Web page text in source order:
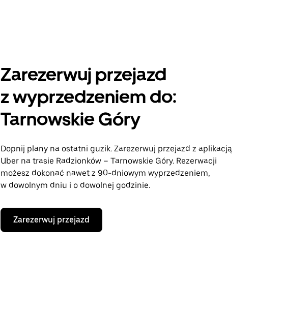
Zarezerwuj przejazd
z wyprzedzeniem do:
Tarnowskie Góry
Dopnij plany na ostatni guzik. Zarezerwuj przejazd z aplikacją
Uber na trasie Radzionków – Tarnowskie Góry. Rezerwacji
możesz dokonać nawet z 90-dniowym wyprzedzeniem,
w dowolnym dniu i o dowolnej godzinie.
Zarezerwuj przejazd